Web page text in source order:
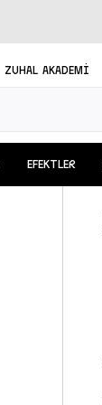
ZUHAL AKADEMİ
EFEKTLER